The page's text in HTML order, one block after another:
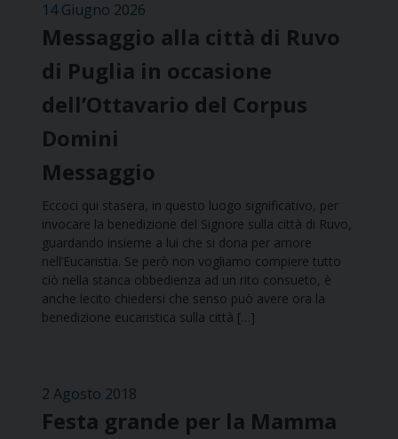
14 Giugno 2026
Messaggio alla città di Ruvo
di Puglia in occasione
dell’Ottavario del Corpus
Domini
Messaggio
Eccoci qui stasera, in questo luogo significativo, per
invocare la benedizione del Signore sulla città di Ruvo,
guardando insieme a lui che si dona per amore
nell’Eucaristia. Se però non vogliamo compiere tutto
ciò nella stanca obbedienza ad un rito consueto, è
anche lecito chiedersi che senso può avere ora la
benedizione eucaristica sulla città […]
2 Agosto 2018
Festa grande per la Mamma